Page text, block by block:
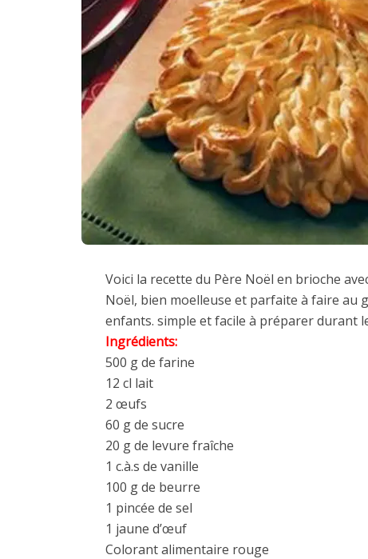
Voici la recette du Père Noël en brioche
Noël, bien moelleuse et parfaite à faire au
enfants. simple et facile à préparer durant
Ingrédients:
500 g de farine
12 cl lait
2 œufs
60 g de sucre
20 g de levure fraîche
1 c.à.s de vanille
100 g de beurre
1 pincée de sel
1 jaune d’œuf
Colorant alimentaire rouge